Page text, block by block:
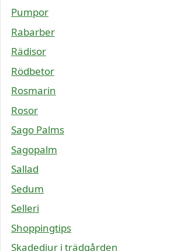
Pumpor
Rabarber
Rädisor
Rödbetor
Rosmarin
Rosor
Sago Palms
Sagopalm
Sallad
Sedum
Selleri
Shoppingtips
Skadedjur i trädgården